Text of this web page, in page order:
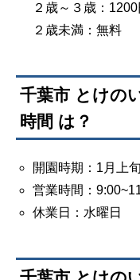
２歳～３歳：1200
２歳未満：無料
千葉市 とけの
時間 は？
開園時期：1月上
営業時間：
休業日：水曜日